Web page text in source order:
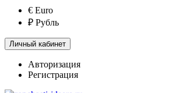
€ Euro
₽ Рубль
Личный кабинет
Авторизация
Регистрация